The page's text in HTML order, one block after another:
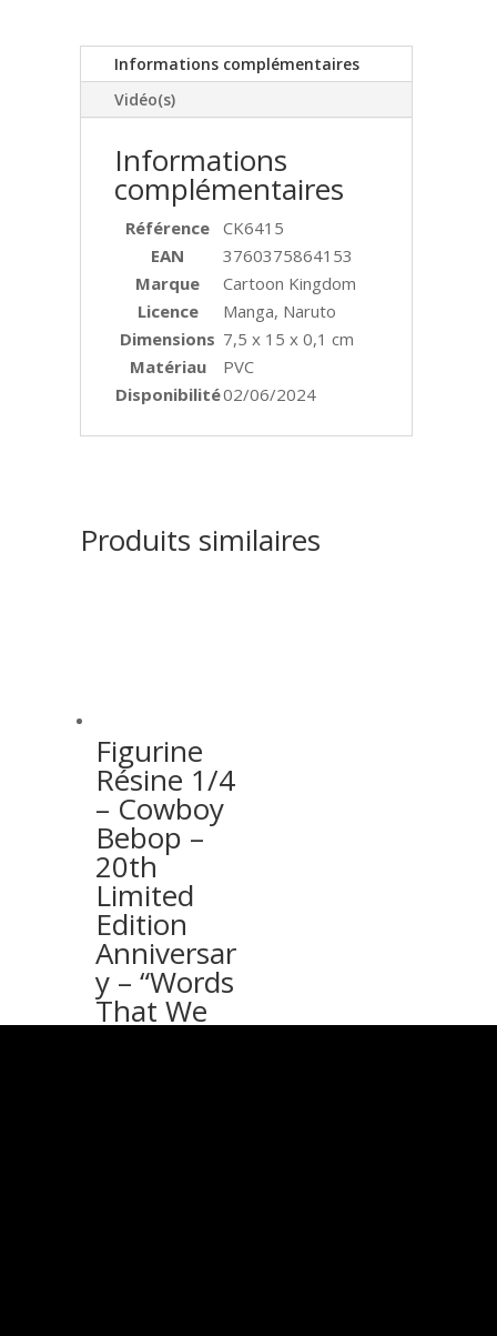
Informations complémentaires
Vidéo(s)
Informations
complémentaires
Référence CK6415
EAN
3760375864153
Marque
Cartoon Kingdom
Licence
Manga, Naruto
Dimensions 7,5 x 15 x 0,1 cm
Matériau
PVC
Disponibilité02/06/2024
Produits similaires
Figurine
Résine 1/4
– Cowboy
Bebop –
20th
Limited
Edition
Anniversar
y – “Words
That We